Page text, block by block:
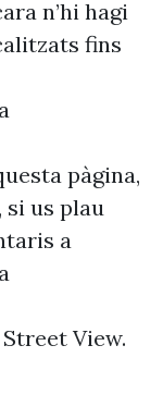
n’hi hagi
fins
pàgina,
si us plau
a
View.